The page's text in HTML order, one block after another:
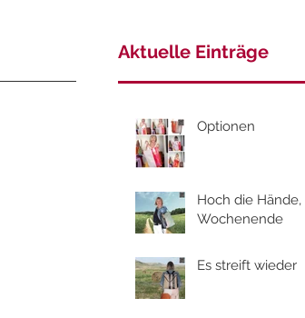
Aktuelle Einträge
Optionen
Hoch die Hände,
Wochenende
Es streift wieder